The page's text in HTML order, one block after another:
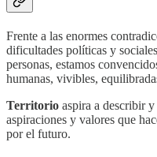
Frente a las enormes
dificultades políticas y
personas, estamos
humanas, vivibles,
Territorio aspira a describir
aspiraciones y valores que
por el futuro.